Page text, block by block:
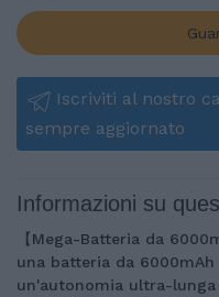
Iscriviti al nostro
sempre aggiornato
Informazioni su
【Mega-Batteria da
una batteria da
un'autonomia ultra-